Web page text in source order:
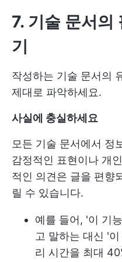
7. 기술 문서의
기
작성하는 기술 문서의
제대로 파악하세요.
사실에 충실하세요
모든 기술 문서에서 정
감정적인 표현이나 개
적인 의견은 글을 편향
릴 수 있습니다.
예를 들어, '이 기
고 말하는 대신 '
리 시간을 최대